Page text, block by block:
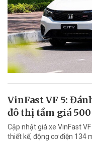
VinFast VF 5:
đô thị tầm giá
Cập nhật giá xe VinFast
thiết kế, động cơ điện 134